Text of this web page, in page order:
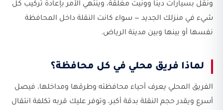
ونقل بسيارات دينا وونيت مغلقة، وينتهي الأمر بإعادة تركيب كل
شيء في منزلك الجديد — سواء كانت النقلة داخل المحافظة
نفسها أو بينها وبين مدينة الرياض.
لماذا فريق محلي في كل محافظة؟
الفريق المحلي يعرف أحياء محافظته وطرقها ومداخلها، فيصل
أسرع ويقدر حجم النقلة بدقة أكبر، وتوفر عليك قربه تكلفة انتقال